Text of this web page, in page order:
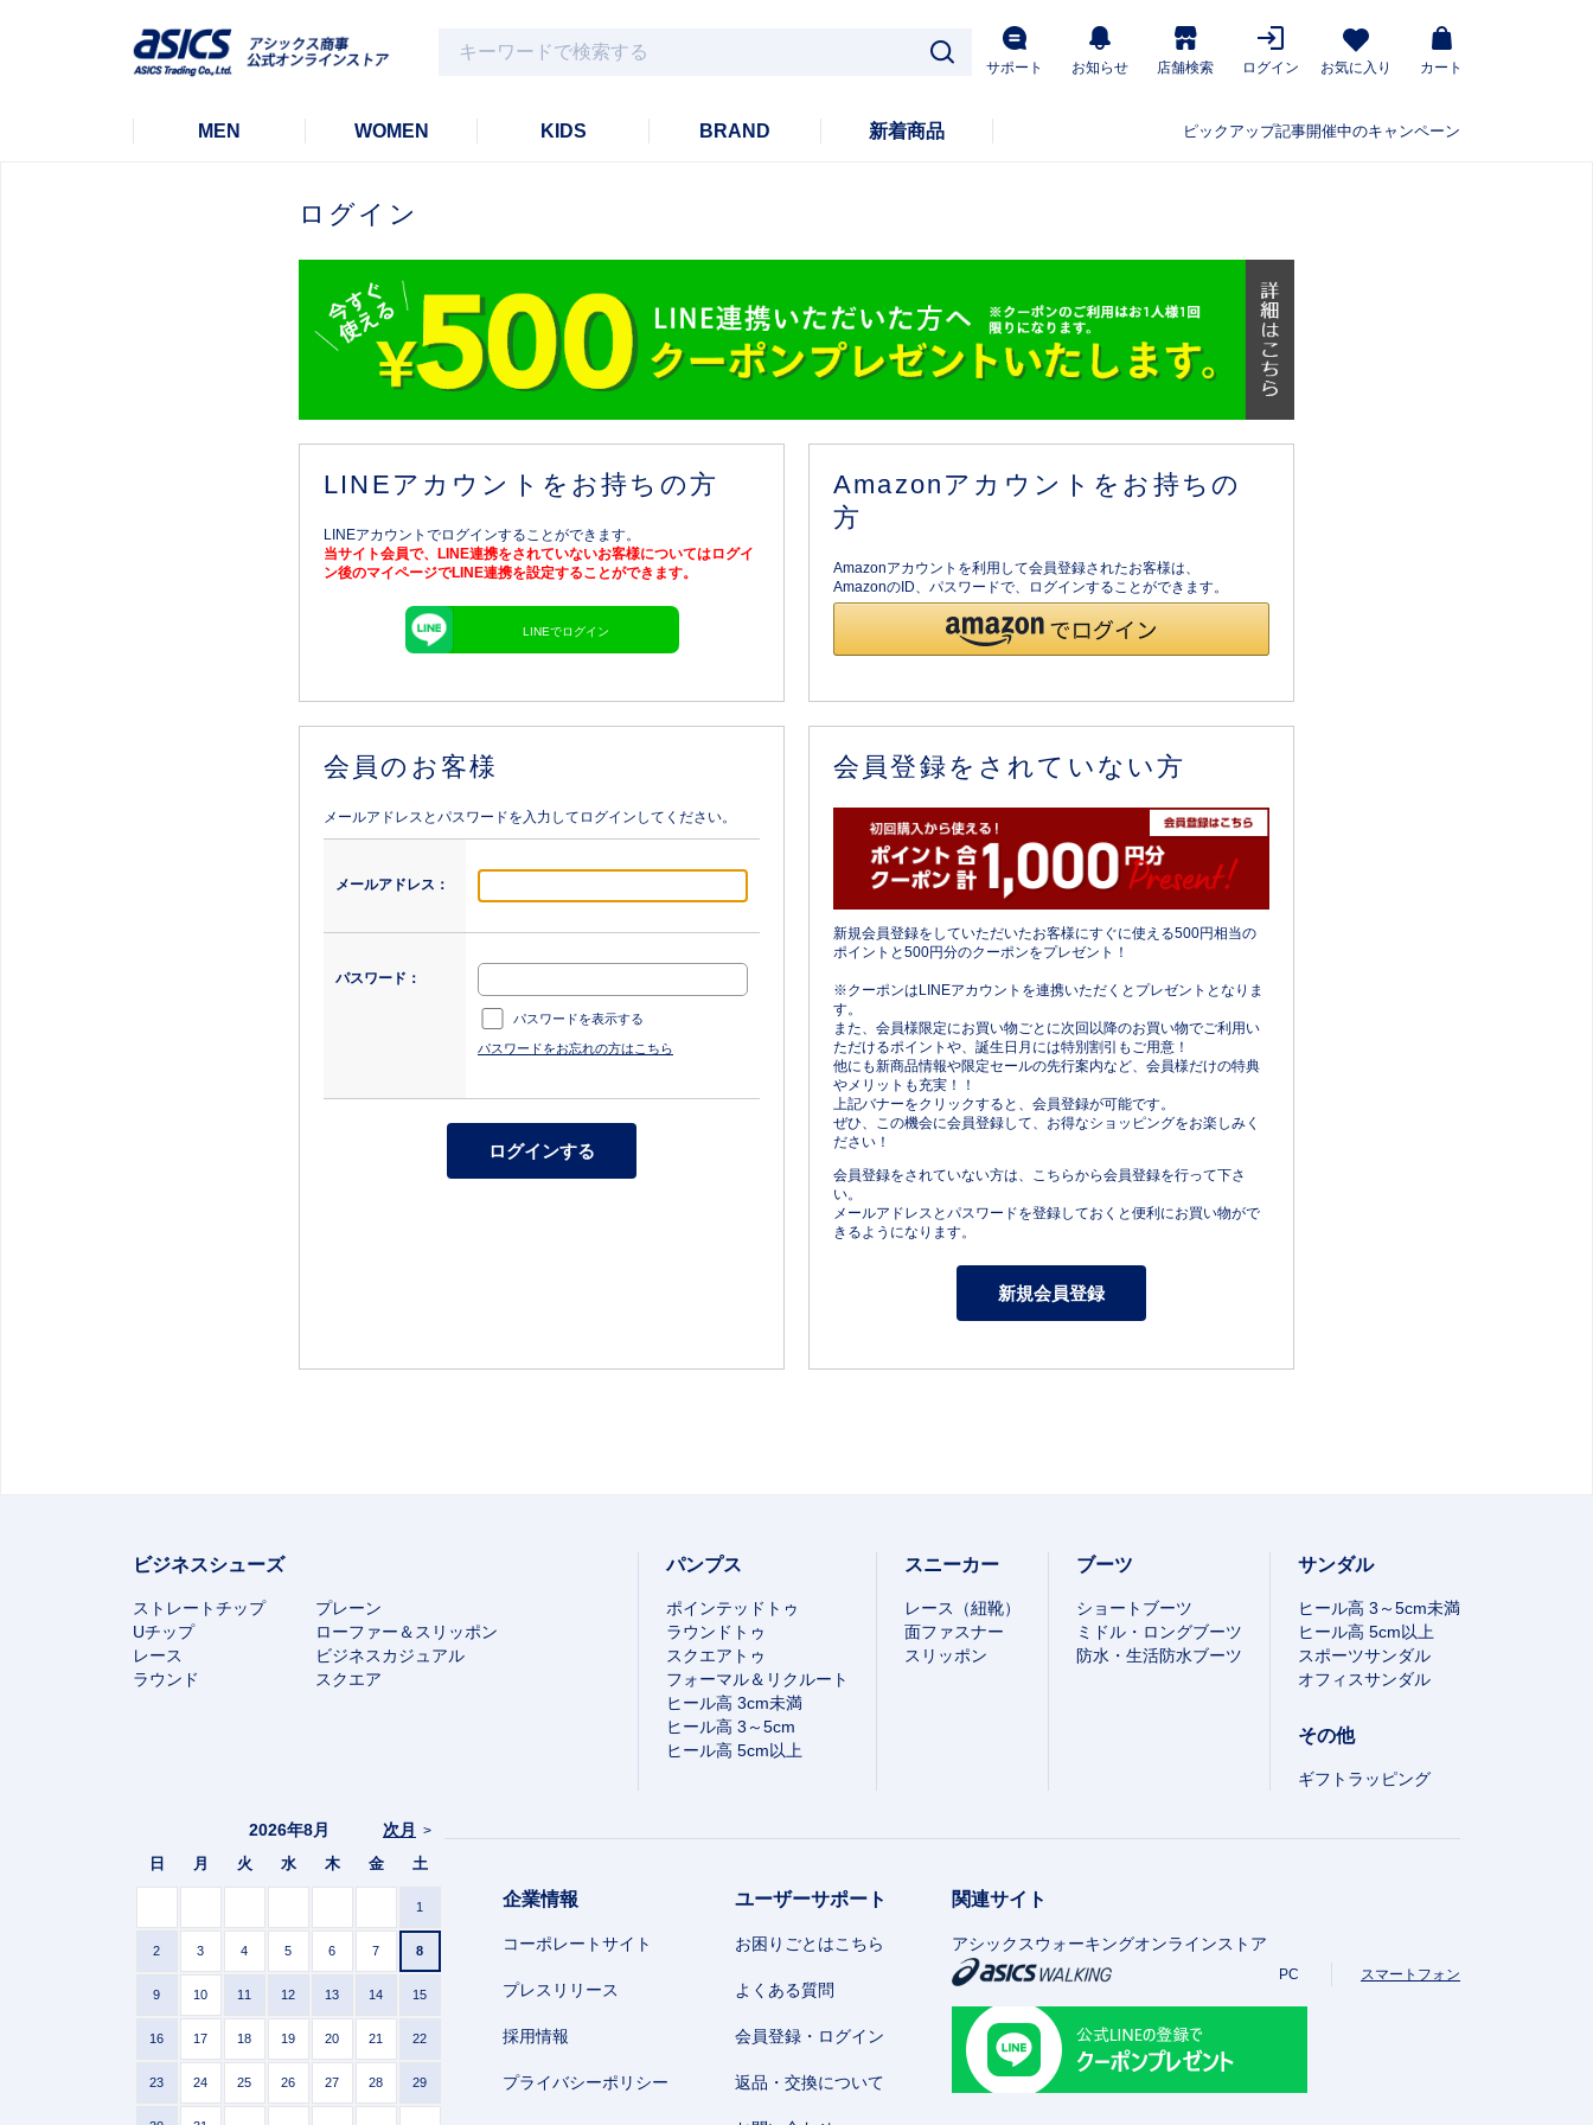
サポート お知らせ 店舗検索 ログイン お気に入り カート
MEN WOMEN KIDS BRAND 新着商品 ピックアップ記事開催中のキャンペーン
ログイン
LINEアカウントをお持ちの方
LINEアカウントでログインすることができます。
当サイト会員で、LINE連携をされていないお客様についてはログイ
ン後のマイページでLINE連携を設定することができます。
LINEでログイン
Amazonアカウントをお持ちの
方
Amazonアカウントを利用して会員登録されたお客様は、
AmazonのID、パスワードで、ログインすることができます。
会員のお客様
メールアドレスとパスワードを入力してログインしてください。
メールアドレス：
パスワード：
パスワードを表示する
パスワードをお忘れの方はこちら
会員登録をされていない方
新規会員登録をしていただいたお客様にすぐに使える500円相当の
ポイントと500円分のクーポンをプレゼント！
※クーポンはLINEアカウントを連携いただくとプレゼントとなりま
す。
また、会員様限定にお買い物ごとに次回以降のお買い物でご利用い
ただけるポイントや、誕生日月には特別割引もご用意！
他にも新商品情報や限定セールの先行案内など、会員様だけの特典
やメリットも充実！！
上記バナーをクリックすると、会員登録が可能です。
ぜひ、この機会に会員登録して、お得なショッピングをお楽しみく
ださい！
会員登録をされていない方は、こちらから会員登録を行って下さ
い。
メールアドレスとパスワードを登録しておくと便利にお買い物がで
きるようになります。
ビジネスシューズ
ストレートチップ
プレーン
Uチップ
ローファー＆スリッポン
レース
ビジネスカジュアル
ラウンド
スクエア
パンプス
ポインテッドトゥ
ラウンドトゥ
スクエアトゥ
フォーマル＆リクルート
ヒール高 3cm未満
ヒール高 3～5cm
ヒール高 5cm以上
スニーカー
レース（紐靴）
面ファスナー
スリッポン
ブーツ
ショートブーツ
ミドル・ロングブーツ
防水・生活防水ブーツ
サンダル
ヒール高 3～5cm未満
ヒール高 5cm以上
スポーツサンダル
オフィスサンダル
その他
ギフトラッピング
次月 >
2026年8月
日 月 火 水 木 金 土
1
2 3 4 5 6 7 8
9 10 11 12 13 14 15
16 17 18 19 20 21 22
23 24 25 26 27 28 29
企業情報
コーポレートサイト
プレスリリース
採用情報
プライバシーポリシー
ユーザーサポート
お困りごとはこちら
よくある質問
会員登録・ログイン
返品・交換について
関連サイト
アシックスウォーキングオンラインストア
PC スマートフォン